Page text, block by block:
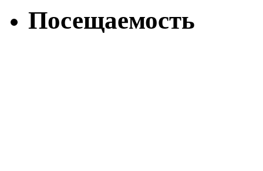
Посещаемость